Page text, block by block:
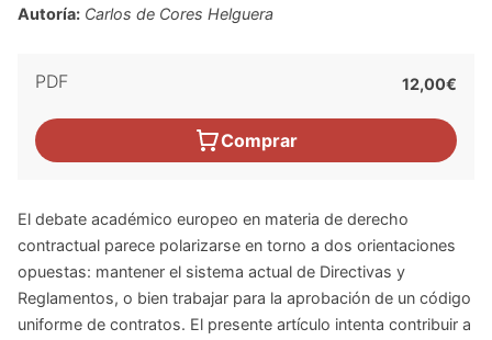
Autoría: Carlos de Cores Helguera
PDF 12,00€
Comprar
El debate académico europeo en materia de derecho
contractual parece polarizarse en torno a dos orientaciones
opuestas: mantener el sistema actual de Directivas y
Reglamentos, o bien trabajar para la aprobación de un código
uniforme de contratos. El presente artículo intenta contribuir a